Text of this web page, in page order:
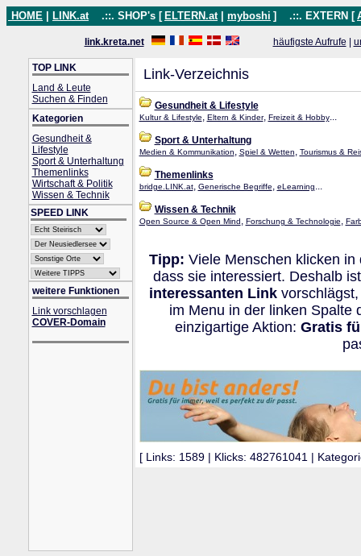
HOME LINK.at .::. SHOP's [ ELTERN.at myboshi ] .::. EXTERN [
link.kreta.net häufigste Aufrufe
TOP LINK
Land & Leute
Suchen & Finden
Kategorien
Gesundheit &
Lifestyle
Sport & Unterhaltung
Themenlinks
Wirtschaft & Politik
Wissen & Technik
SPEED LINK
weitere Funktionen
Link vorschlagen
COVER-Domain
Link-Verzeichnis
Gesundheit & Lifestyle
Kultur & Lifestyle, Eltern & Kinder, Freizeit & Hobby...
Sport & Unterhaltung
Medien & Kommunikation, Spiel & Wetten, Tourismus &
Themenlinks
bridge.LINK.at, Generische Begriffe, eLearning...
Wissen & Technik
Open Source & Open Mind, Forschung & Technologie,
Tipp: Viele Menschen klicken
dass sie interessiert. Deshalb
interessanten Linkvorschlägst,
im Menu in der linken Spalte
einzigartige Aktion: Gratis
[ Links: 1589 | Klicks: 482761041 |